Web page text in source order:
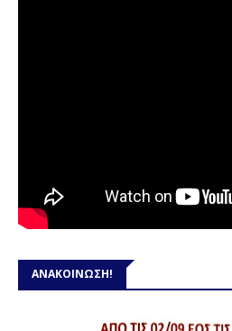
ΑΝΑΚΟΙΝΩΣΗ!